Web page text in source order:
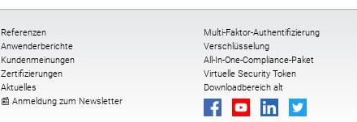
Referenzen
Anwenderberichte
Kundenmeinungen
Zertifizierungen
Aktuelles
📰 Anmeldung zum Newsletter
Multi-Faktor-Authentifizierung
Verschlüsselung
All-In-One-Compliance-Paket
Virtuelle Security Token
Downloadbereich alt